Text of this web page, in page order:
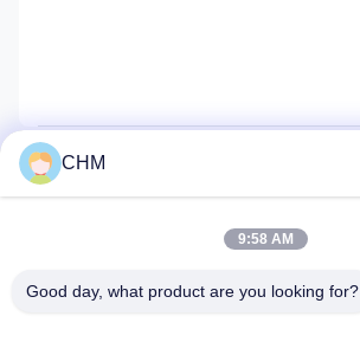
Ms. Ada
Overseas sales
Wiadomość
chm017@szchm.com
CHM
9:58 AM
Good day, what product are you looking for?